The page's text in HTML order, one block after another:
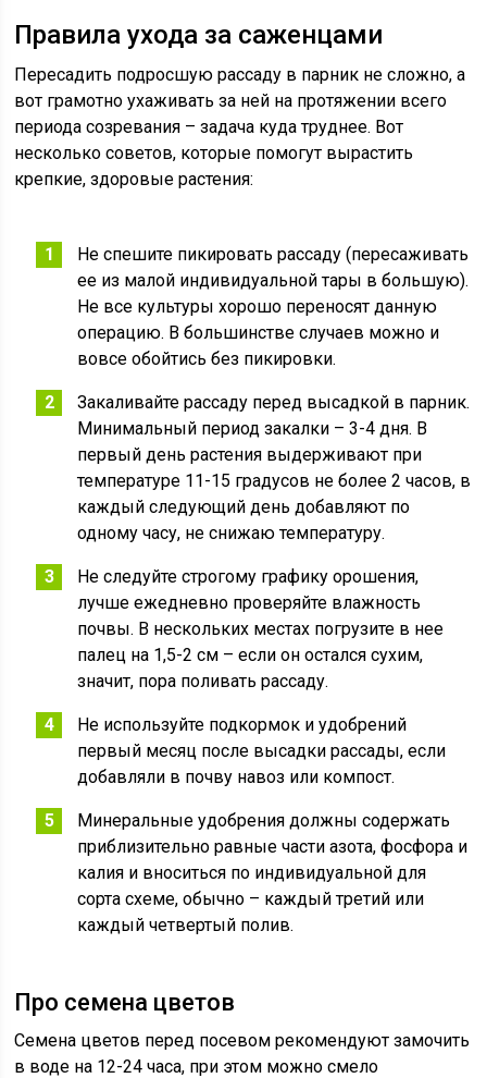
Правила ухода за саженцами
Пересадить подросшую рассаду в парник не сложно, а
вот грамотно ухаживать за ней на протяжении всего
периода созревания – задача куда труднее. Вот
несколько советов, которые помогут вырастить
крепкие, здоровые растения:
Не спешите пикировать рассаду (пересаживать
ее из малой индивидуальной тары в большую).
Не все культуры хорошо переносят данную
операцию. В большинстве случаев можно и
вовсе обойтись без пикировки.
Закаливайте рассаду перед высадкой в парник.
Минимальный период закалки – 3-4 дня. В
первый день растения выдерживают при
температуре 11-15 градусов не более 2 часов, в
каждый следующий день добавляют по
одному часу, не снижаю температуру.
Не следуйте строгому графику орошения,
лучше ежедневно проверяйте влажность
почвы. В нескольких местах погрузите в нее
палец на 1,5-2 см – если он остался сухим,
значит, пора поливать рассаду.
Не используйте подкормок и удобрений
первый месяц после высадки рассады, если
добавляли в почву навоз или компост.
Минеральные удобрения должны содержать
приблизительно равные части азота, фосфора и
калия и вноситься по индивидуальной для
сорта схеме, обычно – каждый третий или
каждый четвертый полив.
Про семена цветов
Семена цветов перед посевом рекомендуют замочить
в воде на 12-24 часа, при этом можно смело